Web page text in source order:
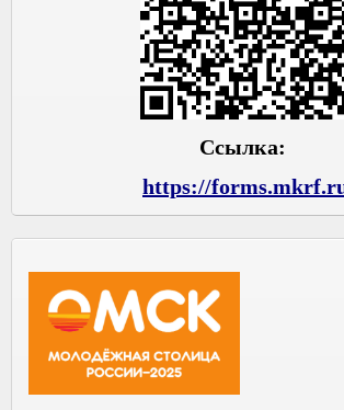
Ссылка:
https://